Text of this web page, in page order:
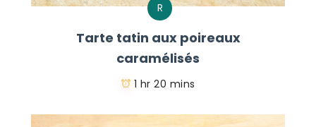
R
Tarte tatin aux poireaux
caramélisés
1 hr 20 mins